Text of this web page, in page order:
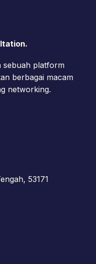
sebuah platform
berbagai macam
networking.
53171